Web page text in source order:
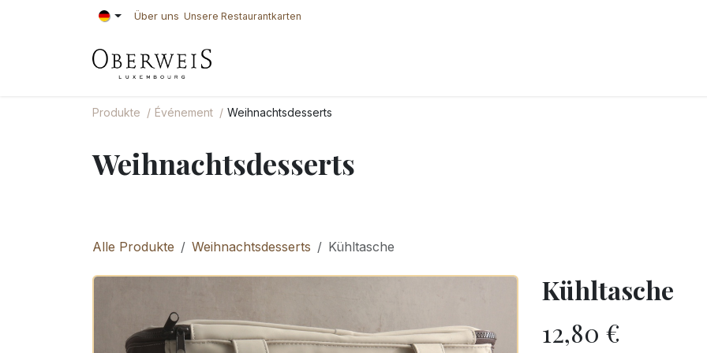
Zum Inhalt springen Über uns Unsere Restaurantkarten
Produkte Événement Weihnachtsdesserts
Weihnachtsdesserts
Alle Produkte Weihnachtsdesserts Kühltasche
Kühltasche
12,80 €